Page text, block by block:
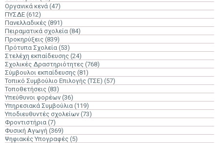
Οργανικά κενά (47)
ΠΥΣΔΕ (612)
Πανελλαδικές (891)
Πειραματικά σχολεία (84)
Προκηρύξεις (839)
Πρότυπα Σχολεία (53)
Στελέχη εκπαίδευσης (24)
Σχολικές Δραστηριότητες (768)
Σύμβουλοι εκπαίδευσης (81)
Τοπικό Συμβούλιο Επιλογής (ΤΣΕ) (57)
Τοποθετήσεις (83)
Υπεύθυνοι φορέων (36)
Υπηρεσιακά Συμβούλια (119)
Υποδιευθυντές σχολείων (73)
Φροντιστήρια (7)
Φυσική Αγωγή (369)
Ψηφιακές Υπογραφές (5)